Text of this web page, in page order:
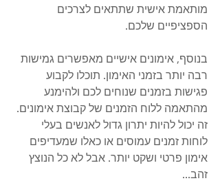
מותאמת אישית שתתאים לצרכים
הספציפיים שלכם.
בנוסף, אימונים אישיים מאפשרים גמישות
רבה יותר בזמני האימון. תוכלו לקבוע
פגישות בזמנים שנוחים לכם ולהימנע
מהתאמה ללוח הזמנים של קבוצת אימונים.
זה יכול להיות יתרון גדול לאנשים בעלי
לוחות זמנים עמוסים או כאלו שמעדיפים
אימון פרטי ושקט יותר. אבל לא כל הנוצץ
זהב...